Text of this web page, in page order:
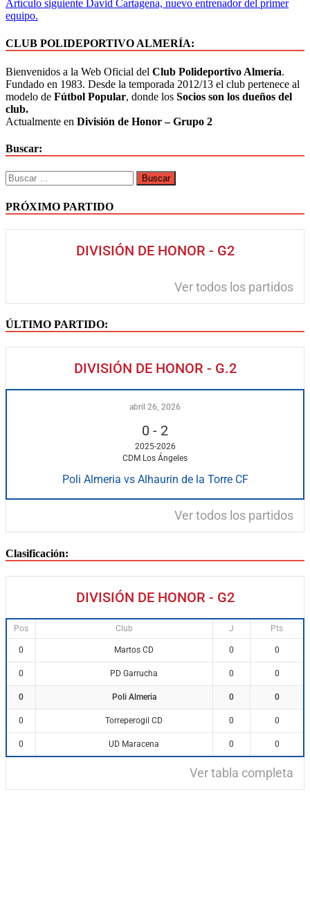
Artículo siguiente
David Cartagena, nuevo entrenador del primer
equipo.
CLUB POLIDEPORTIVO ALMERÍA:
Bienvenidos a la Web Oficial del Club Polideportivo Almería.
Fundado en 1983. Desde la temporada 2012/13 el club pertenece al
modelo de Fútbol Popular, donde los Socios son los dueños del
club.
Actualmente en División de Honor – Grupo 2
Buscar:
PRÓXIMO PARTIDO
DIVISIÓN DE HONOR - G2
Ver todos los partidos
ÚLTIMO PARTIDO:
DIVISIÓN DE HONOR - G.2
abril 26, 2026
0 - 2
2025-2026
CDM Los Ángeles
Poli Almeria vs Alhaurin de la Torre CF
Ver todos los partidos
Clasificación:
DIVISIÓN DE HONOR - G2
Pos Club J Pts
0 Martos CD 0 0
0 PD Garrucha 0 0
0 Poli Almeria 0 0
0 Torreperogil CD 0 0
0 UD Maracena 0 0
Ver tabla completa